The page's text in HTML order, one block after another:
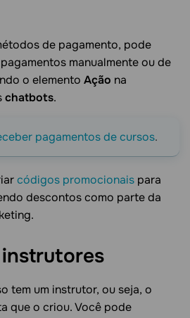
de pagamento, pode
manualmente ou de
o elemento Ação na
chatbots.
pagamentos de cursos.
códigos promocionais para
descontos como parte da
instrutores
tem um instrutor, ou seja, o
que o criou. Você pode